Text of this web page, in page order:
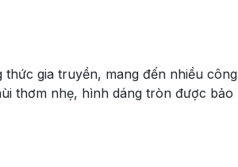
gia truyền, mang đến nhiều công
thơm nhẹ, hình dáng tròn được bảo